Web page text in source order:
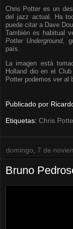
Chris Potter es un
del jazz actual. Ha
puede citar a Dave
También es habitual
Potter Underground,
país.
La imagen está
Holland dio en el
Potter podemos ver al
Publicado por
Etiquetas: Chris
domingo, 7 de
Bruno